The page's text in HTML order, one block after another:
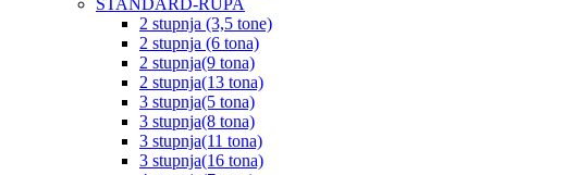
STANDARD-RUPA
2 stupnja (3,5 tone)
2 stupnja (6 tona)
2 stupnja(9 tona)
2 stupnja(13 tona)
3 stupnja(5 tona)
3 stupnja(8 tona)
3 stupnja(11 tona)
3 stupnja(16 tona)